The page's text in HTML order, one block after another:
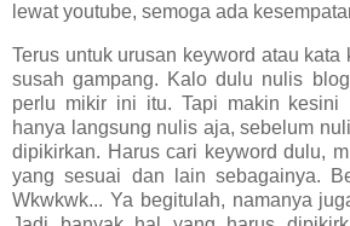
lewat youtube, semoga ada
Terus untuk urusan keyword atau
susah gampang. Kalo dulu nulis
perlu mikir ini itu. Tapi makin
hanya langsung nulis aja, sebelum
dipikirkan. Harus cari keyword dulu,
yang sesuai dan lain sebagainya.
Wkwkwk... Ya begitulah, namanya